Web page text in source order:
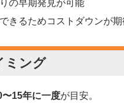
の早期発見が可能
きるためコストダウンが期
ミング
〜15年に一度が目安。